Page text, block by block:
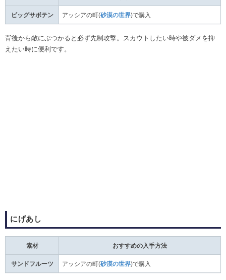
ビッグサボテン アッシアの町(砂漠の世界)で購入
背後から敵にぶつかると必ず先制攻撃。スカウトしたい時や被ダメを抑
えたい時に便利です。
にげあし
素材 おすすめの入手方法
サンドフルーツ アッシアの町(砂漠の世界)で購入